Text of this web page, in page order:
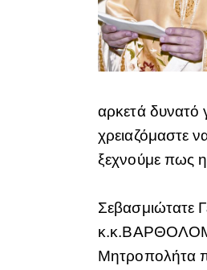
αρκετά δυνατό
χρειαζόμαστε
ξεχνούμε πως
Σεβασμιώτατε
Μητροπολήτα